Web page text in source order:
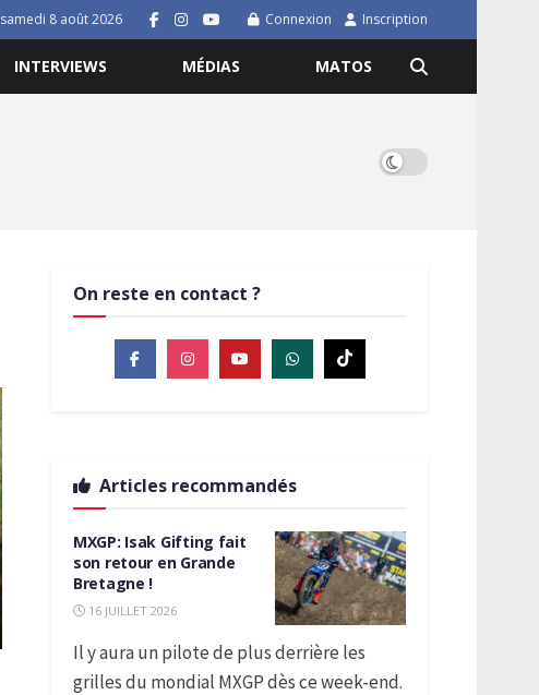
samedi 8 août 2026 Connexion Inscription
INTERVIEWS MÉDIAS MATOS
On reste en contact ?
Articles recommandés
MXGP: Isak Gifting fait
son retour en Grande
Bretagne !
16 JUILLET 2026
Il y aura un pilote de plus derrière les
grilles du mondial MXGP dès ce week-end.